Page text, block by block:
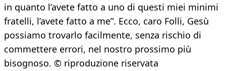
in quanto l’avete fatto a uno di questi miei minimi
fratelli, l’avete fatto a me”. Ecco, caro Folli, Gesù
possiamo trovarlo facilmente, senza rischio di
commettere errori, nel nostro prossimo più
bisognoso. © riproduzione riservata